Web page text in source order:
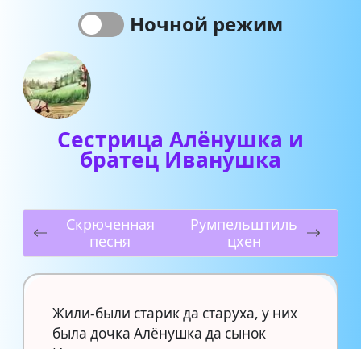
Ночной режим
Сестрица Алёнушка и
братец Иванушка
Скрюченная
песня
Румпельштиль
цхен
Жили-были старик да старуха, у них
была дочка Алёнушка да сынок